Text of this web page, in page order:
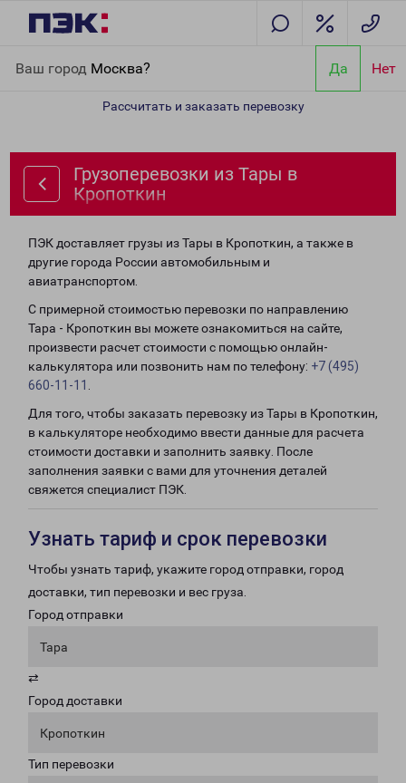
Ваш город Москва? Да Нет
Рассчитать и заказать перевозку
Грузоперевозки из Тары в
Кропоткин
ПЭК доставляет грузы из Тары в Кропоткин, а также в
другие города России автомобильным и
авиатранспортом.
С примерной стоимостью перевозки по направлению
Тара - Кропоткин вы можете ознакомиться на сайте,
произвести расчет стоимости с помощью онлайн-
калькулятора или позвонить нам по телефону: +7 (495)
660-11-11
Для того, чтобы заказать перевозку из Тары в Кропоткин,
в калькуляторе необходимо ввести данные для расчета
стоимости доставки и заполнить заявку. После
заполнения заявки с вами для уточнения деталей
свяжется специалист ПЭК.
Узнать тариф и срок перевозки
Чтобы узнать тариф, укажите город отправки, город
доставки, тип перевозки и вес груза.
Город отправки
Тара
⇄
Город доставки
Кропоткин
Тип перевозки